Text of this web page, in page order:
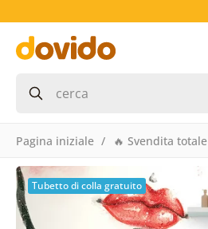
Pagina iniziale 🔥 Svendita totale
Tubetto di colla gratuito